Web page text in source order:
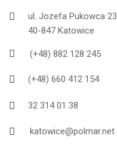
ul. Jozefa Pukowca 23
40-847 Katowice
(+48) 882 128 245
(+48) 660 412 154
32 314 01 38
katowice@polmar.net